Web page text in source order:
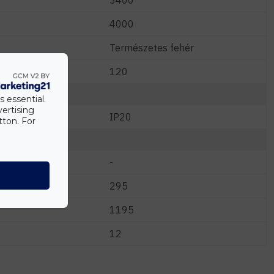
4000
Természetes fehér
120
IP20
-
295
1195
12
essential.
For